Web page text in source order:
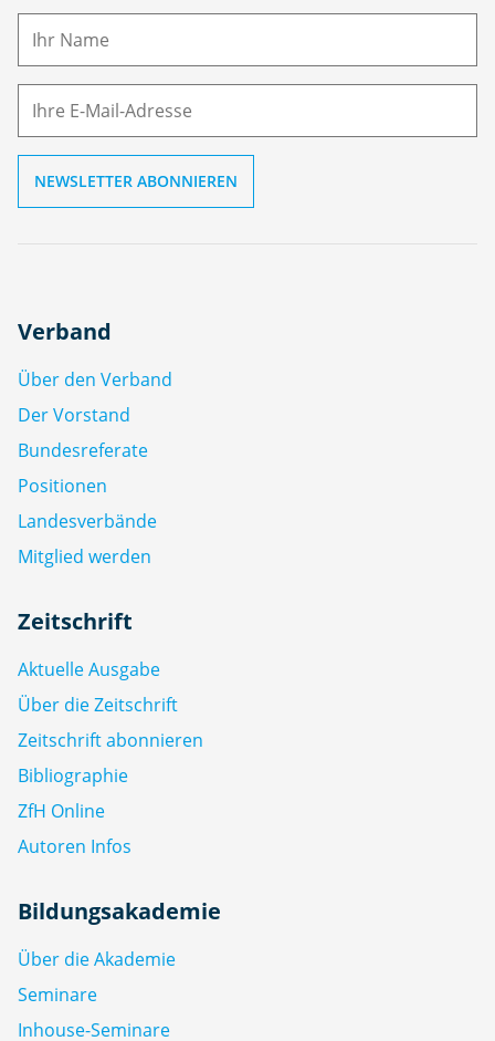
M
Verband
Über den Verband
Der Vorstand
Bundesreferate
Positionen
Landesverbände
Mitglied werden
Zeitschrift
Aktuelle Ausgabe
Über die Zeitschrift
Zeitschrift abonnieren
Bibliographie
ZfH Online
Autoren Infos
Bildungsakademie
Über die Akademie
Seminare
Inhouse-Seminare